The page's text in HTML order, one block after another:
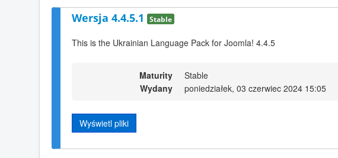
Wersja 4.4.5.1 Stable
This is the Ukrainian Language Pack for Joomla! 4.4.5
Maturity
Stable
Wydany
poniedziałek, 03 czerwiec 2024 15:05
Wyświetl pliki